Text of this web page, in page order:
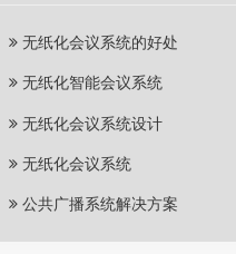
无纸化会议系统的好处
无纸化智能会议系统
无纸化会议系统设计
无纸化会议系统
公共广播系统解决方案